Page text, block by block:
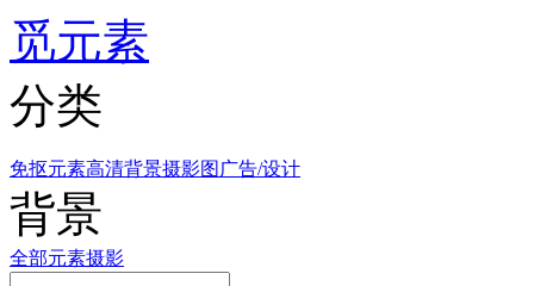
觅元素
分类
免抠元素高清背景摄影图 广告/设计
背景
全部元素摄影